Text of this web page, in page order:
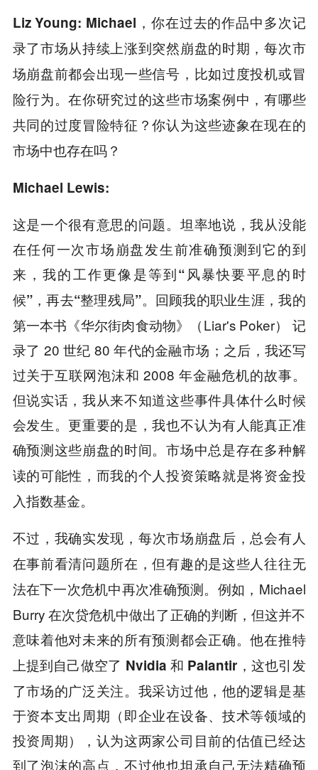
Liz Young: Michael，你在过去的作品中多次记
录了市场从持续上涨到突然崩盘的时期，每次市
场崩盘前都会出现一些信号，比如过度投机或冒
险行为。在你研究过的这些市场案例中，有哪些
共同的过度冒险特征？你认为这些迹象在现在的
市场中也存在吗？
Michael Lewis:
这是一个很有意思的问题。坦率地说，我从没能
在任何一次市场崩盘发生前准确预测到它的到
来，我的工作更像是等到“风暴快要平息的时
候”，再去“整理残局”。 回顾我的职业生涯，我的
第一本书《华尔街肉食动物》（Liar's Poker） 记
录了 20 世纪 80 年代的金融市场；之后，我还写
过关于互联网泡沫和 2008 年金融危机的故事。
但说实话，我从来不知道这些事件具体什么时候
会发生。更重要的是，我也不认为有人能真正准
确预测这些崩盘的时间。市场中总是存在多种解
读的可能性，而我的个人投资策略就是将资金投
入指数基金。
不过，我确实发现， 每次市场崩盘后，总会有人
在事前看清问题所在，但有趣的是这些人往往无
法在下一次危机中再次准确预测。 例如，Michael
Burry 在次贷危机中做出了正确的判断，但这并不
意味着他对未来的所有预测都会正确。他在推特
上提到自己做空了 Nvidia 和 Palantir， 这也引发
了市场的广泛关注。我采访过他，他的逻辑是基
于资本支出周期（即企业在设备、技术等领域的
投资周期），认为这两家公司目前的估值已经达
到了泡沫的高点，不过他也坦承自己无法精确预